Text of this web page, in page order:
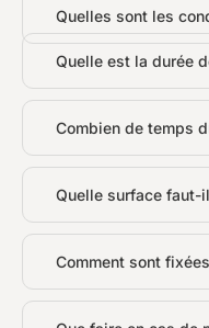
Quelles sont les
Quelle est la durée
Combien de temps
Quelle surface faut-
Comment sont